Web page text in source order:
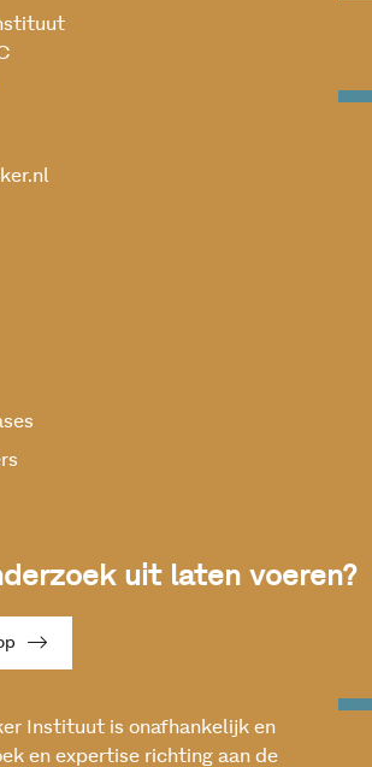
uit laten voeren?
Instituut is onafhankelijk en
en expertise richting aan de